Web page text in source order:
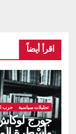
اقرأ أيضاً
تحليلات سياسية حرب
جورج